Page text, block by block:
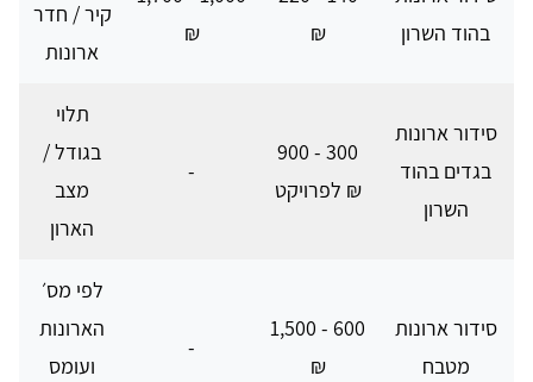
בהוד השרון
₪
₪
קיר / חדר
ארונות
סידור ארונות
בגדים בהוד
השרון
300 - 900
₪ לפרויקט
-
תלוי
בגודל /
מצב
הארון
סידור ארונות
מטבח
600 - 1,500
₪
-
לפי מס׳
הארונות
ועומס